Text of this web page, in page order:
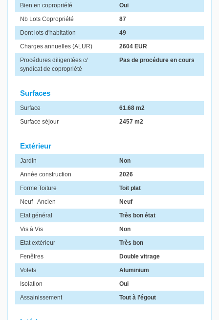
Bien en copropriété
Oui
Nb Lots Copropriété
87
Dont lots d'habitation
49
Charges annuelles (ALUR)
2604 EUR
Procédures diligentées c/
syndicat de copropriété
Pas de procédure en cours
Surfaces
Surface
61.68 m2
Surface séjour
2457 m2
Extérieur
Jardin
Non
Année construction
2026
Forme Toiture
Toit plat
Neuf - Ancien
Neuf
Etat général
Très bon état
Vis à Vis
Non
Etat extérieur
Très bon
Fenêtres
Double vitrage
Volets
Aluminium
Isolation
Oui
Assainissement
Tout à l'égout